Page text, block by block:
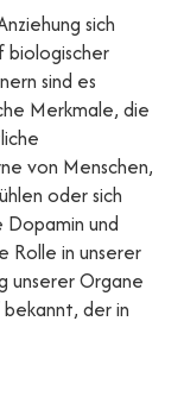
sich
biologischer
sind es
Merkmale, die
von Menschen,
oder sich
und
Rolle in unserer
unserer Organe
der in